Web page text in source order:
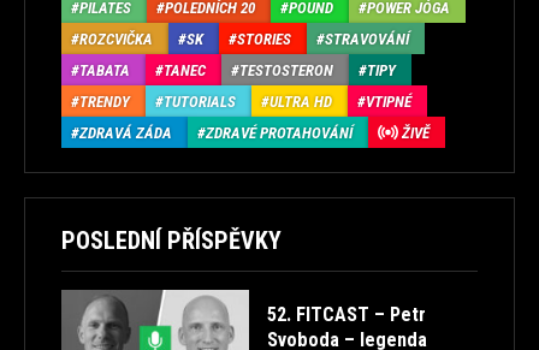
PILATES POLEDNÍCH 20 POUND
POWER JÓGA
ROZCVIČKA
SK STORIES
STRAVOVÁNÍ
TABATA
TANEC TESTOSTERON
TIPY
TRENDY
TUTORIALS ULTRA HD
VTIPNÉ
ZDRAVÁ ZÁDA
ZDRAVÉ PROTAHOVÁNÍ ŽIVĚ
POSLEDNÍ PŘÍSPĚVKY
52. FITCAST – Petr
Svoboda – legenda